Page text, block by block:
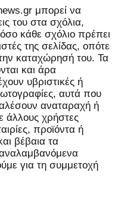
μπορεί να
του στα σχόλια,
κάθε σχόλιο πρέπει
της σελίδας, οπότε
καταχώρησή του. Τα
και άρα
υβριστικές ή
αυτά που
αναταραχή ή
άλλους χρήστες
προϊόντα ή
βέβαια τα
για τη συμμετοχή